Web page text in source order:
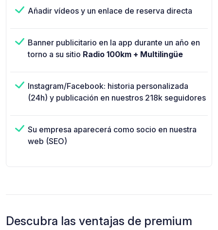
Añadir vídeos y un enlace de reserva directa
Banner publicitario en la app durante un año en
torno a su sitio Radio 100km + Multilingüe
Instagram/Facebook: historia personalizada
(24h) y publicación en nuestros 218k seguidores
Su empresa aparecerá como socio en nuestra
web (SEO)
Descubra las ventajas de premium